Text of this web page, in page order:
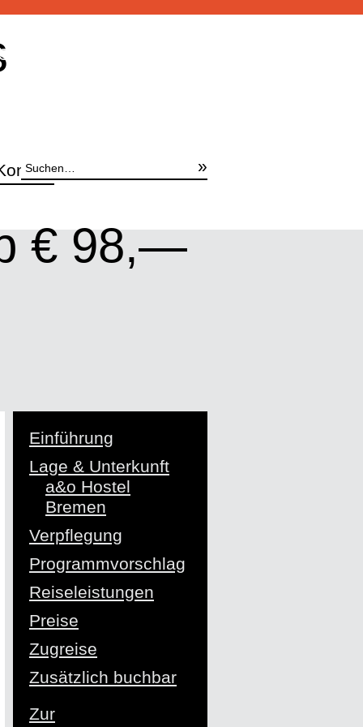
Suche
€ 98,—
Einführung
Lage & Unterkunft
a&o Hostel
Bremen
Verpflegung
Programmvorschlag
Reiseleistungen
Preise
Zugreise
Zusätzlich buchbar
Zur